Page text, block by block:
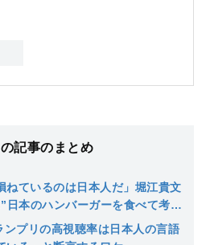
記事のまとめ
ねているのは日本人だ」堀江貴文
日本のハンバーガーを食べて考え
プリの高視聴率は日本人の言語